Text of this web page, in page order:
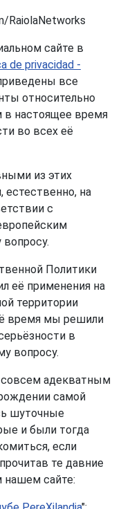
сайте в
de privacidad -
все
относительно
в настоящее время
во всех её
из этих
на
с
Политики
её применения на
территории
время мы решили
в
вопросу.
совсем адекватным
самой
шуточные
и были тогда
если
те давние
нашем сайте: